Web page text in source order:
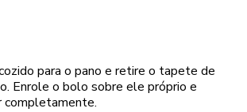
para o pano e retire o tapete de
Enrole o bolo sobre ele próprio e
completamente.